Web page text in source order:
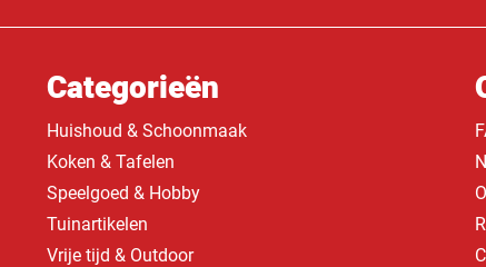
Categorieën
Huishoud & Schoonmaak
Koken & Tafelen
Speelgoed & Hobby
Tuinartikelen
Vrije tijd & Outdoor